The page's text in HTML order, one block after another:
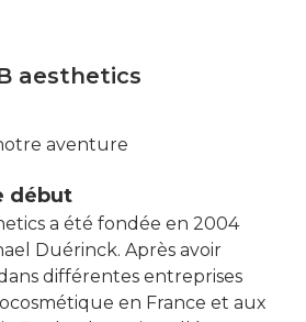
aesthetics
aventure
début
a été fondée en 2004
Duérinck. Après avoir
différentes entreprises
en France et aux